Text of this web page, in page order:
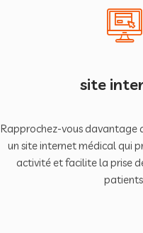
site
Rapprochez-vous davantage
un site internet médical qui
activité et facilite la prise